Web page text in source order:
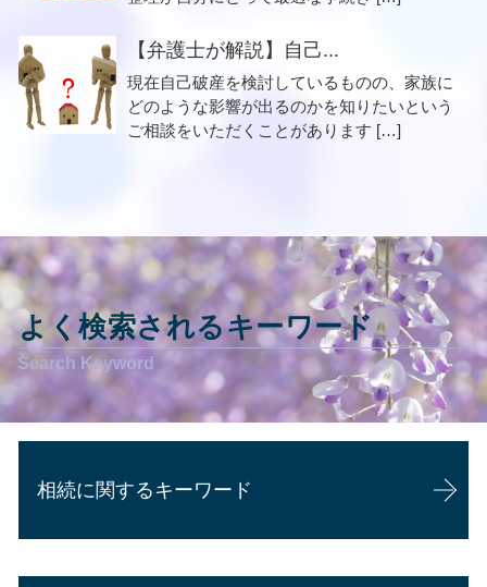
【弁護士が解説】自己...
現在自己破産を検討しているものの、家族に
どのような影響が出るのかを知りたいという
ご相談をいただくことがあります […]
よく検索されるキーワード
相続に関するキーワード
相続 対策